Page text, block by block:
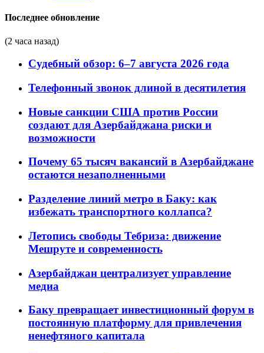
Последнее обновление
(2 часа назад)
Судебный обзор: 6–7 августа 2026 года
Телефонный звонок длиной в десятилетия
Новые санкции США против России
создают для Азербайджана риски и
возможности
Почему 65 тысяч вакансий в Азербайджане
остаются незаполненными
Разделение линий метро в Баку: как
избежать транспортного коллапса?
Летопись свободы Тебриза: движение
Мешруте и современность
Азербайджан централизует управление
медиа
Баку превращает инвестиционный форум в
постоянную платформу для привлечения
ненефтяного капитала